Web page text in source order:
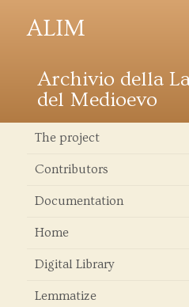
ALIM
Archivio della
del Medioevo
The project
Contributors
Documentation
Home
Digital Library
Lemmatize